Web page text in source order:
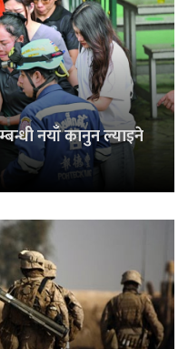
नयाँ कानुन ल्याइने